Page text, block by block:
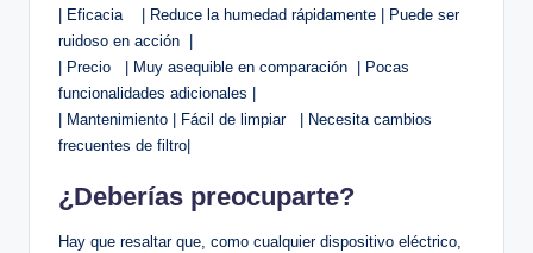
| Eficacia ​ ⁣ ⁤⁢ | Reduce la humedad rápidamente | Puede ser
ruidoso en acción ​ |
| Precio ‌ ⁣ | Muy asequible en comparación‌ ‍ | Pocas
funcionalidades adicionales |
| Mantenimiento | Fácil ‌de limpiar ⁤ ‌ | Necesita cambios
frecuentes de filtro|
¿Deberías preocuparte?
Hay que resaltar ​que, como cualquier dispositivo ​eléctrico,